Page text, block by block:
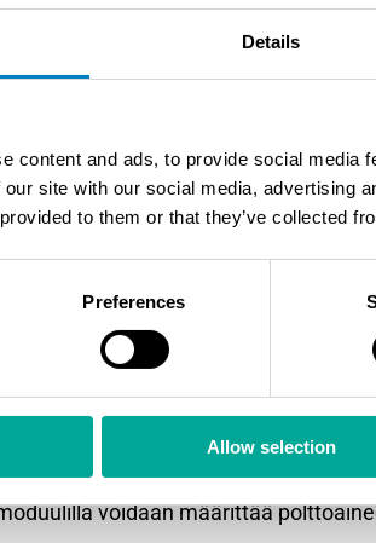
Details
content and ads, to provide social media
site with our social media, advertising
to them or that they’ve collected
Preferences
Allow selection
varustaa myös isokineettisellä
Tämä on erityisen kiinnostavaa
polttoainetta, josta osa on
hiili-14-isotooppi voidaan määrittää
eurooppalaisen EN 1948 -
PCB-yhdisteiden määrittämistä
uusimman WI-BATC:n mukaista
voidaan määrittää